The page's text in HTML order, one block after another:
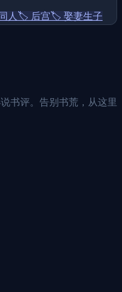
人 🏷️ 后宫🏷️ 娶妻生子
书评。告别书荒，从这里